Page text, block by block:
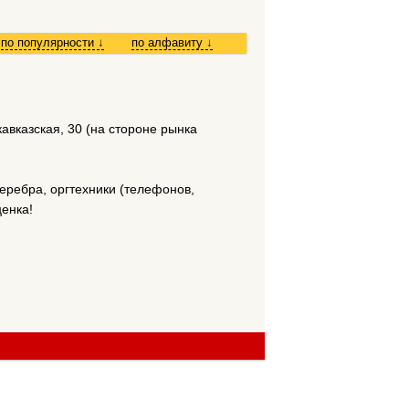
по алфавиту ↓
по популярности ↓
30 (на стороне рынка
оргтехники (телефонов,